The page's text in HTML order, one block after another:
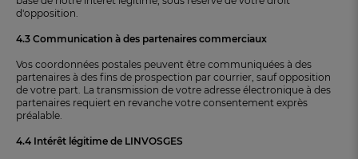
d'opposition.
4.3 Communication à des partenaires commerciaux
Vos coordonnées postales peuvent être communiquées à des
partenaires à des fins de prospection par courrier, sauf opposition
de votre part. La transmission de votre adresse électronique à des
partenaires requiert en revanche votre consentement exprès
préalable.
4.4 Intérêt légitime de LINVOSGES